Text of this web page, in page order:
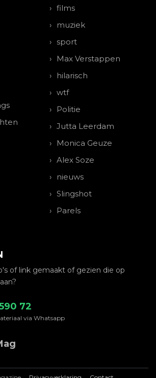
films
muziek
sport
Max Verstappen
hilarisch
wtf
Politie
Jutta Leerdam
Monica Geuze
Alex Soze
nieuws
Slingshot
Parels
of link gemaakt of gezien die op
72
via Whatsapp